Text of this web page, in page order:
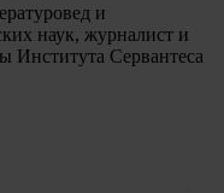
и
наук, журналист и
Института Сервантеса